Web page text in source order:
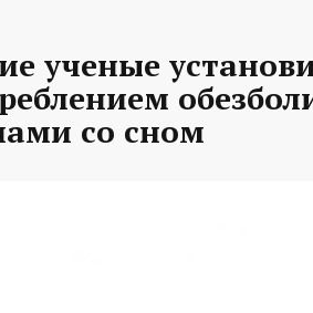
ученые
со сном